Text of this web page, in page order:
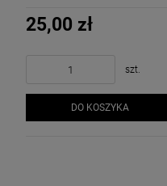
25,00 zł
szt.
DO KOSZYKA